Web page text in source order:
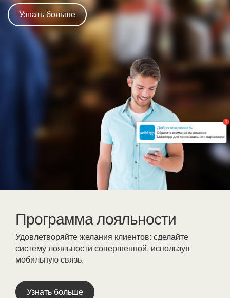
Узнать больше
Программа лояльности
Удовлетворяйте желания клиентов: сделайте
систему лояльности совершенной, используя
мобильную связь.
Узнать больше